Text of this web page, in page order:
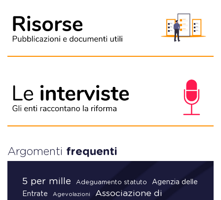
Argomenti frequenti
5 per mille Adeguamento statuto
Agenzia delle
Entrate
Agevolazioni
Associazione di